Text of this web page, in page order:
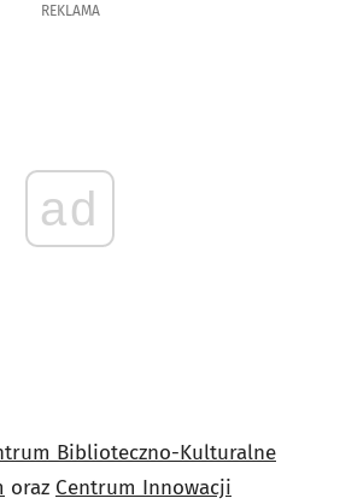
REKLAMA
ad
Biblioteczno-Kulturalne
oraz Centrum Innowacji